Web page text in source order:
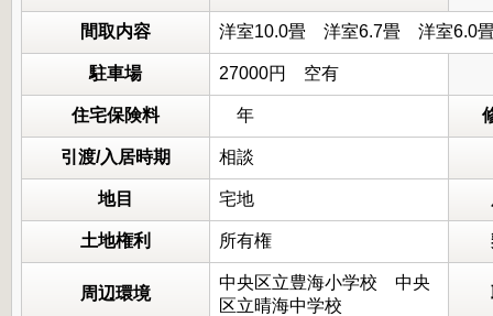
間取内容 洋室10.0畳 洋室6.7畳 洋室
駐車場 27000円 空有
住宅保険料 年
引渡/入居時期 相談
地目 宅地
土地権利 所有権
周辺環境
中央区立豊海小学校 中央
区立晴海中学校